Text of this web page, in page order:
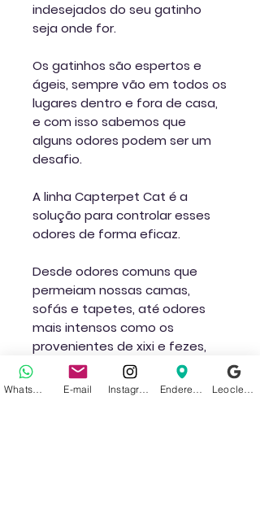
indesejados do seu gatinho
seja onde for.
Os gatinhos são espertos e
ágeis, sempre vão em todos os
lugares dentro e fora de casa,
e com isso sabemos que
alguns odores podem ser um
desafio.
A linha Capterpet Cat é a
solução para controlar esses
odores de forma eficaz.
Desde odores comuns que
permeiam nossas camas,
sofás e tapetes, até odores
mais intensos como os
provenientes de xixi e fezes,
são capturados de forma
instantânea e irreversível com
E-mail